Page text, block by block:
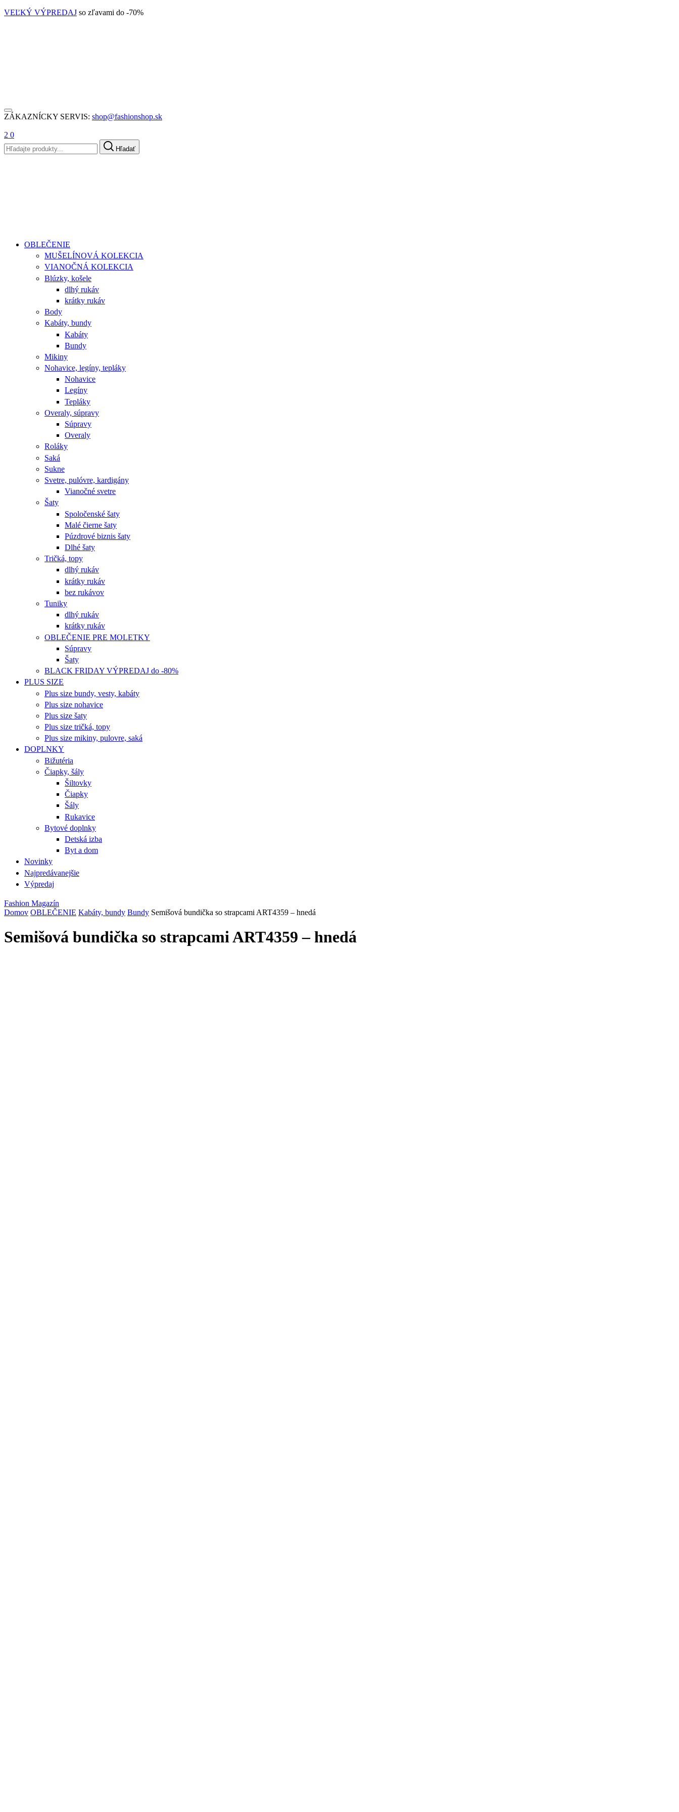
VEĽKÝ VÝPREDAJ so zľavami do -70%
ZÁKAZNÍCKY SERVIS: shop@fashionshop.sk
2 0
Hľadať
OBLEČENIE
MUŠELÍNOVÁ KOLEKCIA
VIANOČNÁ KOLEKCIA
Blúzky, košele
dlhý rukáv
krátky rukáv
Body
Kabáty, bundy
Kabáty
Bundy
Mikiny
Nohavice, legíny, tepláky
Nohavice
Legíny
Tepláky
Overaly, súpravy
Súpravy
Overaly
Roláky
Saká
Sukne
Svetre, pulóvre, kardigány
Vianočné svetre
Šaty
Spoločenské šaty
Malé čierne šaty
Púzdrové biznis šaty
Dlhé šaty
Tričká, topy
dlhý rukáv
krátky rukáv
bez rukávov
Tuniky
dlhý rukáv
krátky rukáv
OBLEČENIE PRE MOLETKY
Súpravy
Šaty
BLACK FRIDAY VÝPREDAJ do -80%
PLUS SIZE
Plus size bundy, vesty, kabáty
Plus size nohavice
Plus size šaty
Plus size tričká, topy
Plus size mikiny, pulovre, saká
DOPLNKY
Bižutéria
Čiapky, šály
Šiltovky
Čiapky
Šály
Rukavice
Bytové doplnky
Detská izba
Byt a dom
Novinky
Najpredávanejšie
Výpredaj
Fashion Magazín
Domov OBLEČENIE Kabáty, bundy Bundy Semišová bundička so strapcami ART4359 – hnedá
Semišová bundička so strapcami ART4359 – hnedá